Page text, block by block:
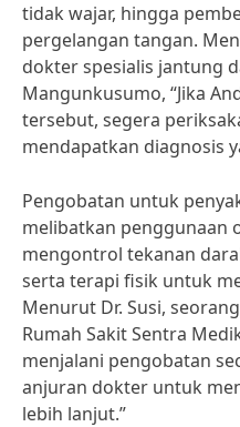
tidak wajar, hingga
pergelangan tangan.
dokter spesialis jantung
Mangunkusumo, “Jika
tersebut, segera
mendapatkan diagnosis
Pengobatan untuk
melibatkan penggunaan
mengontrol tekanan
serta terapi fisik untuk
Menurut Dr. Susi,
Rumah Sakit Sentra
menjalani pengobatan
anjuran dokter untuk
lebih lanjut.”